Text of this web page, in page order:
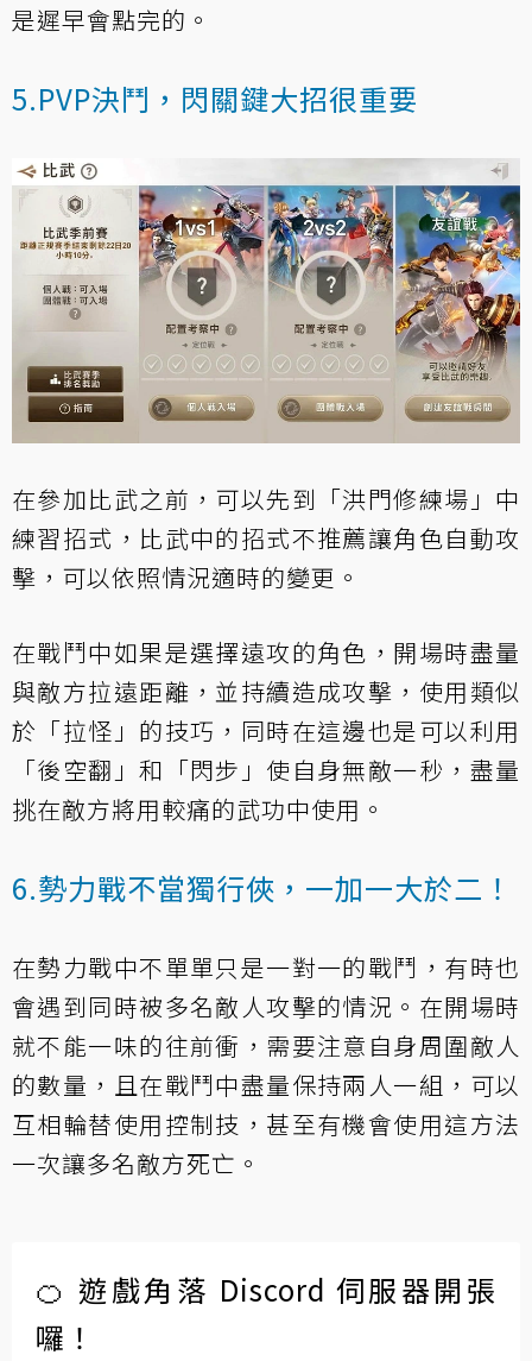
是遲早會點完的。
5.PVP決鬥，閃關鍵大招很重要
在參加比武之前，可以先到「洪門修練場」中
練習招式，比武中的招式不推薦讓角色自動攻
擊，可以依照情況適時的變更。
在戰鬥中如果是選擇遠攻的角色，開場時盡量
與敵方拉遠距離，並持續造成攻擊，使用類似
於「拉怪」的技巧，同時在這邊也是可以利用
「後空翻」和「閃步」使自身無敵一秒，盡量
挑在敵方將用較痛的武功中使用。
6.勢力戰不當獨行俠，一加一大於二！
在勢力戰中不單單只是一對一的戰鬥，有時也
會遇到同時被多名敵人攻擊的情況。在開場時
就不能一味的往前衝，需要注意自身周圍敵人
的數量，且在戰鬥中盡量保持兩人一組，可以
互相輪替使用控制技，甚至有機會使用這方法
一次讓多名敵方死亡。
🍊 遊戲角落 Discord 伺服器開張
囉！